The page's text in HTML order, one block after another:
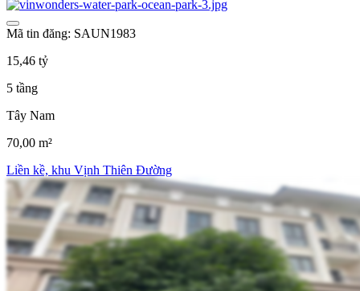
Mã tin đăng: SAUN1983
15,46 tỷ
5 tầng
Tây Nam
70,00 m²
Liền kề, khu Vịnh Thiên Đường